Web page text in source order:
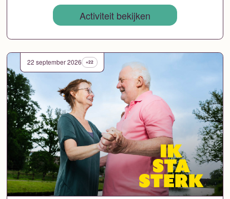
Activiteit bekijken
22 september 2026 +22